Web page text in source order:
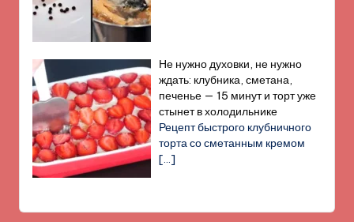
Не нужно духовки, не нужно
ждать: клубника, сметана,
печенье — 15 минут и торт уже
стынет в холодильнике
Рецепт быстрого клубничного
торта со сметанным кремом
[…]